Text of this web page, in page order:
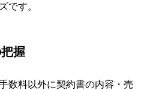
です。
握
数料以外に契約書の内容・売